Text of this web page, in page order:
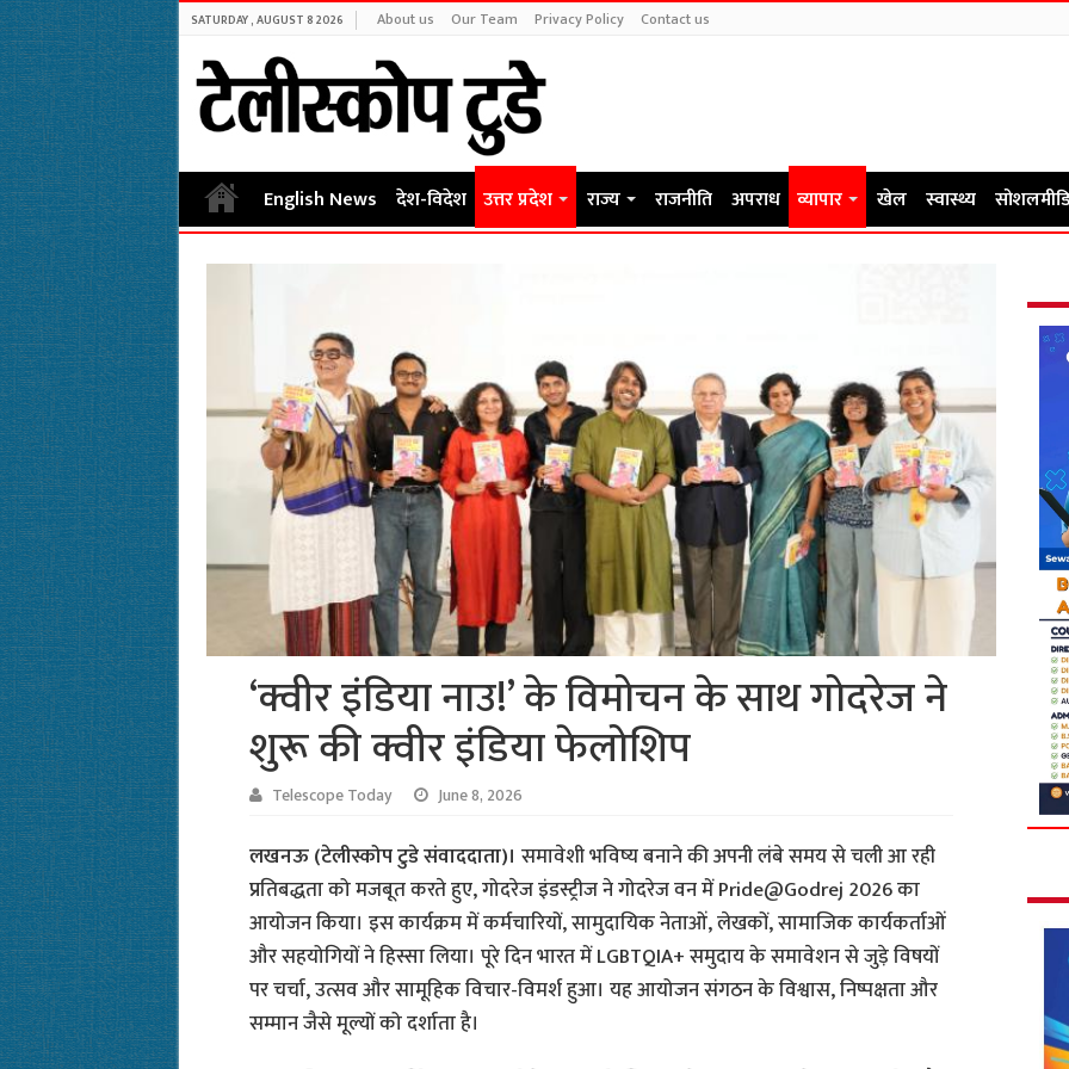
SATURDAY , AUGUST 8 2026 About us Our Team Privacy Policy Contact us
English News देश-विदेश उत्तर प्रदेश राज्य राजनीति अपराध व्यापार खेल स्वास्थ्य
‘क्वीर इंडिया नाउ!’ के विमोचन के साथ गोदरेज ने
शुरू की क्वीर इंडिया फेलोशिप
Telescope Today June 8, 2026
लखनऊ (टेलीस्कोप टुडे संवाददाता)। समावेशी भविष्य बनाने की अपनी लंबे समय से चली आ रही
प्रतिबद्धता को मजबूत करते हुए, गोदरेज इंडस्ट्रीज ने गोदरेज वन में Pride@Godrej 2026 का
आयोजन किया। इस कार्यक्रम में कर्मचारियों, सामुदायिक नेताओं, लेखकों, सामाजिक कार्यकर्ताओं
और सहयोगियों ने हिस्सा लिया। पूरे दिन भारत में LGBTQIA+ समुदाय के समावेशन से जुड़े विषयों
पर चर्चा, उत्सव और सामूहिक विचार-विमर्श हुआ। यह आयोजन संगठन के विश्वास, निष्पक्षता और
सम्मान जैसे मूल्यों को दर्शाता है।